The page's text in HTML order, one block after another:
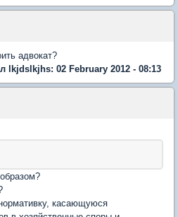
адвокат?
lkjdslkjhs: 02 February 2012 - 08:13
касающуюся